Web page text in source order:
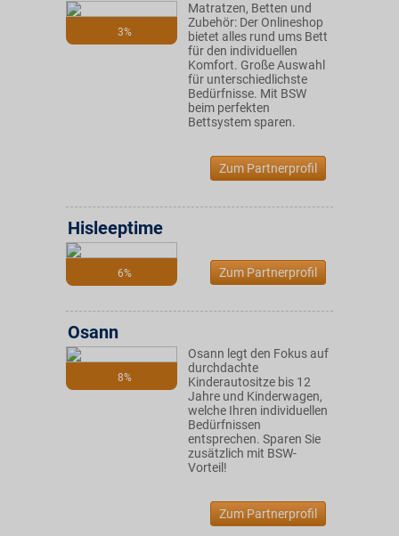
3%
Matratzen, Betten und
Zubehör: Der Onlineshop
bietet alles rund ums Bett
für den individuellen
Komfort. Große Auswahl
für unterschiedlichste
Bedürfnisse. Mit BSW
beim perfekten
Bettsystem sparen.
Zum Partnerprofil
6%
Hisleeptime
Zum Partnerprofil
8%
Osann
Osann legt den Fokus auf
durchdachte
Kinderautositze bis 12
Jahre und Kinderwagen,
welche Ihren individuellen
Bedürfnissen
entsprechen. Sparen Sie
zusätzlich mit BSW-
Vorteil!
Zum Partnerprofil